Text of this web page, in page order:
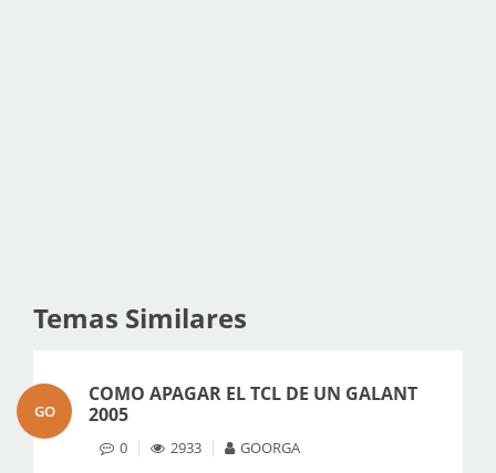
Temas Similares
GO
COMO APAGAR EL TCL DE UN GALANT
2005
0 2933 GOORGA